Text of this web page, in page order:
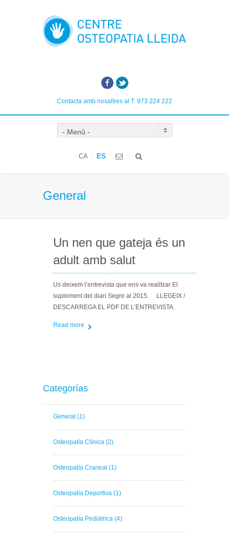
Facebook
Twitter
Contacta amb nosaltres al T. 973 224 222
- Menû -
CA ES
General
Un nen que gateja és un
adult amb salut
Us deixem l’entrevista que ens va realitzar El
suplement del diari Segre al 2015. LLEGEIX /
DESCARREGA EL PDF DE L’ENTREVISTA.
Read more
Categorías
General (1)
Osteopatía Clínica (2)
Osteopatía Craneal (1)
Osteopatía Deportiva (1)
Osteopatía Pediátrica (4)